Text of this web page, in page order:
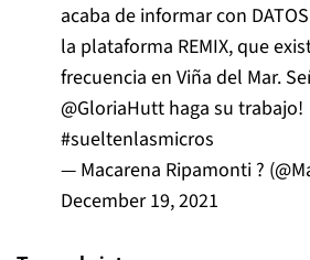
acaba de informar con
la plataforma REMIX, que
frecuencia en Viña del Mar.
@GloriaHutt haga su trabajo!
#sueltenlasmicros
— Macarena Ripamonti ?
December 19, 2021